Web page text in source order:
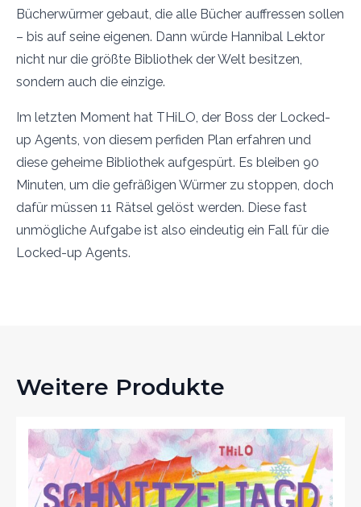
Bücherwürmer gebaut, die alle Bücher auffressen sollen
– bis auf seine eigenen. Dann würde Hannibal Lektor
nicht nur die größte Bibliothek der Welt besitzen,
sondern auch die einzige.
Im letzten Moment hat THiLO, der Boss der Locked-
up Agents, von diesem perfiden Plan erfahren und
diese geheime Bibliothek aufgespürt. Es bleiben 90
Minuten, um die gefräßigen Würmer zu stoppen, doch
dafür müssen 11 Rätsel gelöst werden. Diese fast
unmögliche Aufgabe ist also eindeutig ein Fall für die
Locked-up Agents.
Weitere Produkte